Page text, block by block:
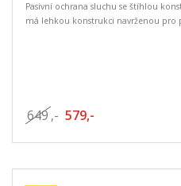
Pasivní ochrana sluchu se štíhlou
má lehkou konstrukci navrženou pro
649 ,- 579,-